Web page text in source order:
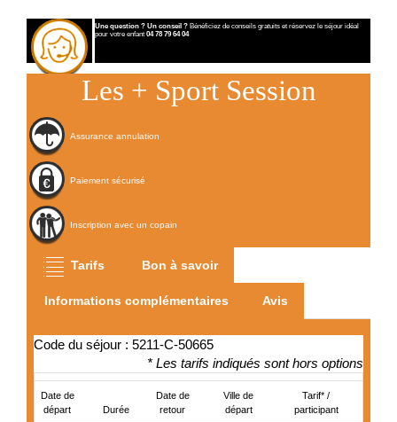
Une question ? Un conseil ? Bénéficiez de conseils gratuits et réservez le séjour idéal
pour votre enfant 04 78 79 64 04
Les + Sport Session
Assurance annulation
Paiement sécurisé
Inscription avec un copain
Tarifs Bon à savoir
Informations complémentaires Avis
Code du séjour : 5211-C-50665
* Les tarifs indiqués sont hors options
Date de
départ
Durée
Date de
retour
Ville de
départ
Tarif* /
participant